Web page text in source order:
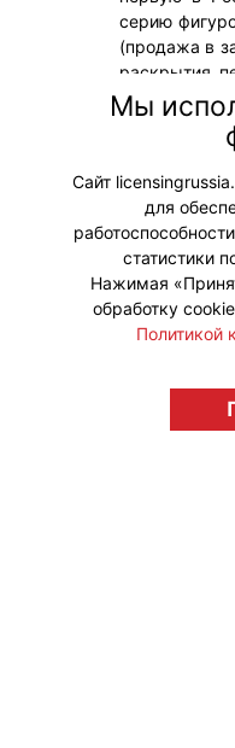
серию
(продажа в
раскрытия
покупки),
фильма
ВСЕЛЕННЫЕ.
Мы
Сайт
для
статистики
Нажимая
обработку
Политикой